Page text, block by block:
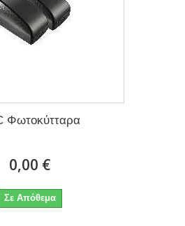
Φωτοκύτταρα
0,00 €
Σε Απόθεμα